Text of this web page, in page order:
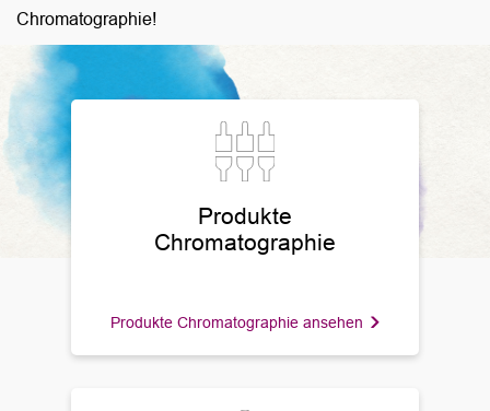
Chromatographie!
Produkte
Chromatographie
Produkte Chromatographie ansehen